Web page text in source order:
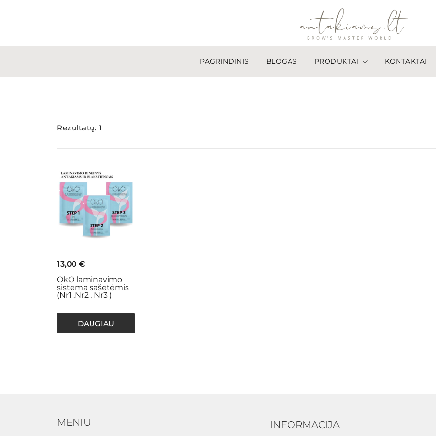
PAGRINDINIS BLOGAS PRODUKTAI KONTAKTAI
Rezultatų: 1
13,00 €
OkO laminavimo
sistema sašetėmis
(Nr1 ,Nr2 , Nr3 )
DAUGIAU
MENIU INFORMACIJA